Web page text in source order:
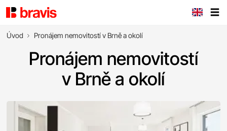
Úvod Pronájem nemovitostí v Brně a okolí
Pronájem nemovitostí
v Brně a okolí